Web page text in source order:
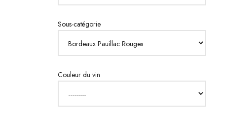
Sous-catégorie
Couleur du vin